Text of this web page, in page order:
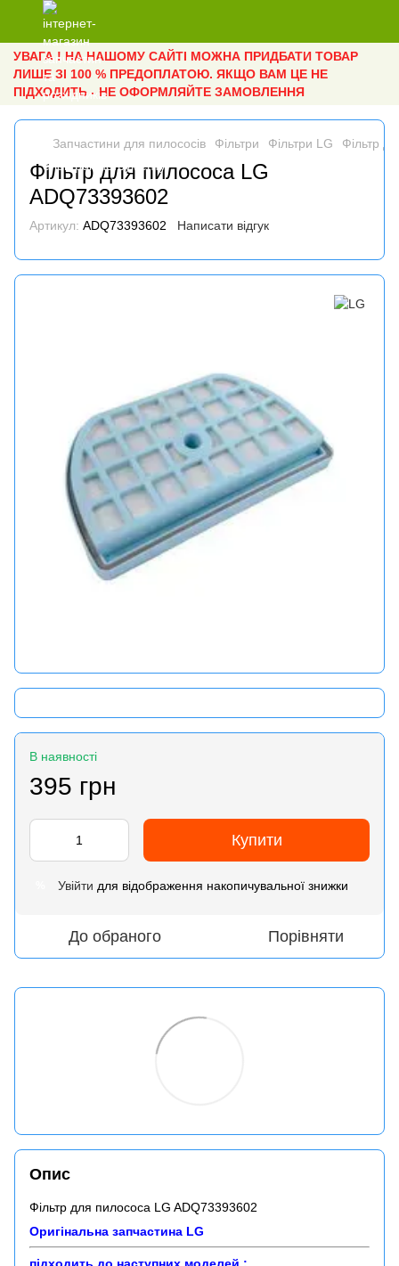
УВАГА ! НА НАШОМУ САЙТІ МОЖНА ПРИДБАТИ ТОВАР
ЛИШЕ ЗІ 100 % ПРЕДОПЛАТОЮ. ЯКЩО ВАМ ЦЕ НЕ
ПІДХОДИТЬ - НЕ ОФОРМЛЯЙТЕ ЗАМОВЛЕННЯ
Запчастини для пилососів Фільтри Фільтри LG Фільтр
Фільтр для пилососа LG
ADQ73393602
Артикул: ADQ73393602 Написати відгук
В наявності
395 грн
Купити
Увійти для відображення накопичувальної знижки
До обраного Порівняти
Опис
Фільтр для пилососа LG ADQ73393602
Оригінальна запчастина LG